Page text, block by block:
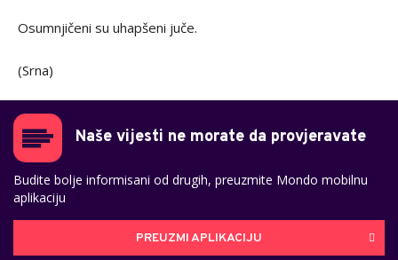
Osumnjičeni su uhapšeni juče.
(Srna)
Naše vijesti ne morate da provjeravate
Budite bolje informisani od drugih, preuzmite Mondo mobilnu
aplikaciju
PREUZMI APLIKACIJU